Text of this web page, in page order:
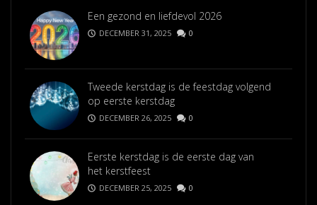
Een gezond en liefdevol 2026
DECEMBER 31, 2025 0
Tweede kerstdag is de feestdag volgend
op eerste kerstdag
DECEMBER 26, 2025 0
Eerste kerstdag is de eerste dag van
het kerstfeest
DECEMBER 25, 2025 0